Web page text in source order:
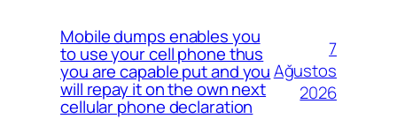
Mobile dumps enables you
to use your cell phone thus
you are capable put and you
will repay it on the own next
cellular phone declaration
7
Ağustos
2026